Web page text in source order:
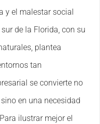
y el malestar social
de la Florida, con su
plantea
tan
se convierte no
en una necesidad
ilustrar mejor el